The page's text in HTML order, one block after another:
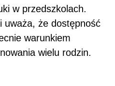
w przedszkolach.
uważa, że dostępność
warunkiem
wielu rodzin.